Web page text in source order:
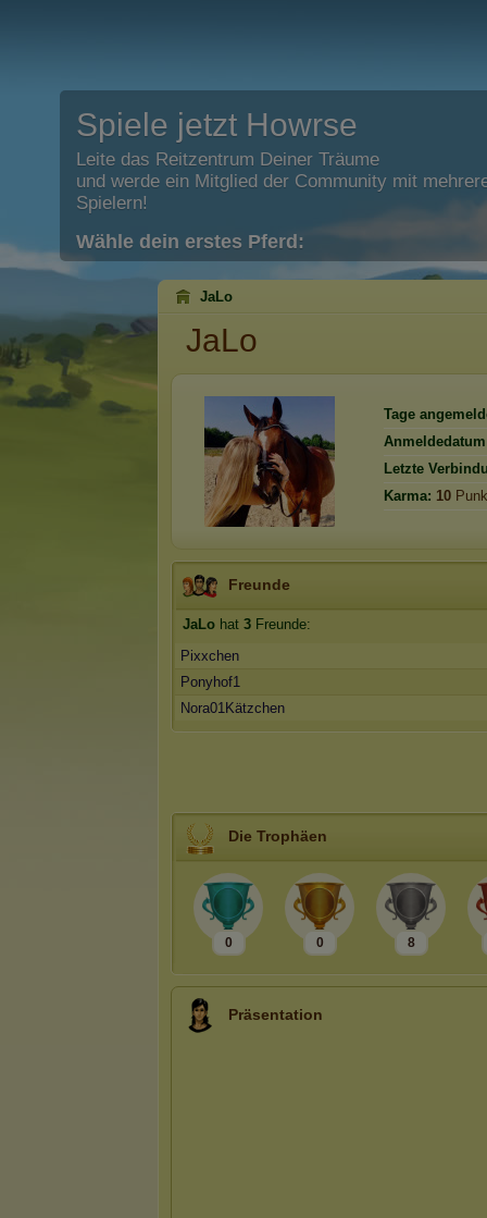
Spiele jetzt Howrse
Leite das Reitzentrum Deiner Träume
und werde ein Mitglied der Community mit
Spielern!
Wähle dein erstes Pferd:
JaLo
JaLo
Tage
Letzte
Karma: 10
Freunde
JaLo hat 3 Freunde:
Pixxchen
Ponyhof1
Nora01Kätzchen
Die Trophäen
0 0 8
Präsentation